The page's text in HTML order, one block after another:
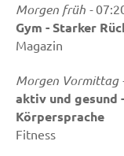
meist nicht so viel
Aufmerksamkeit
die Aktion
hilft somit dabei, ...
Morgen früh -
Gym - Starker
Magazin
Morgen Vormittag
aktiv und gesund
Körpersprache
Fitness